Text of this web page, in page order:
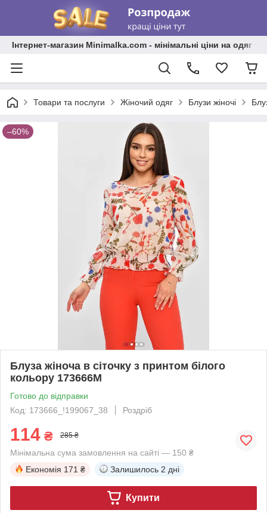
Інтернет-магазин Minimalka.com - мінімальні ціни на одяг
Товари та послуги Жіночий одяг Блузи жіночі
–60%
Блуза жіноча в сіточку з принтом білого
кольору 173666M
Готово до відправки
Код: 173666_!199067_38
Роздріб
114 ₴ 285 ₴
Мінімальна сума замовлення на сайті — 150 ₴
Економія 171 ₴ Залишилось 2 дні
Купити